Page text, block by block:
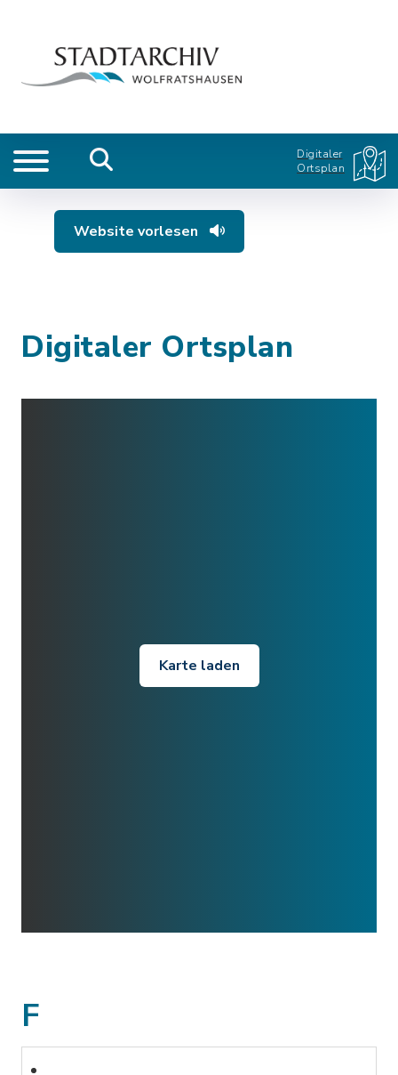
Digitaler
Ortsplan
Website vorlesen
Digitaler Ortsplan
Karte laden
F